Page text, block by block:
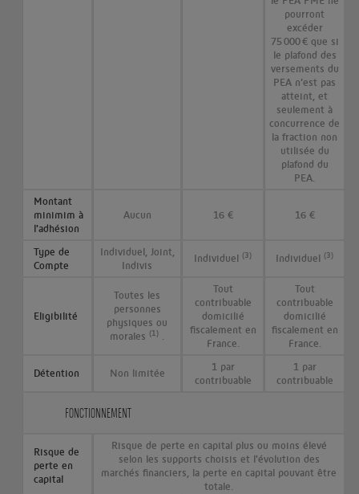
pourront
excéder
75 000 € que si
le plafond des
versements du
PEA n’est pas
atteint, et
seulement à
concurrence de
la fraction non
utilisée du
plafond du
PEA.
Montant
minimim à
l'adhésion
Aucun 16 € 16 €
Type de
Compte
Individuel, Joint,
Indivis
Individuel (3) Individuel (3)
Eligibilité
Toutes les
personnes
physiques ou
morales (1) .
Tout
contribuable
domicilié
fiscalement en
France.
Tout
contribuable
domicilié
fiscalement en
France.
Détention Non limitée
1 par
contribuable
1 par
contribuable
FONCTIONNEMENT
Risque de
perte en
capital
Risque de perte en capital plus ou moins élevé
selon les supports choisis et l'évolution des
marchés financiers, la perte en capital pouvant être
totale.